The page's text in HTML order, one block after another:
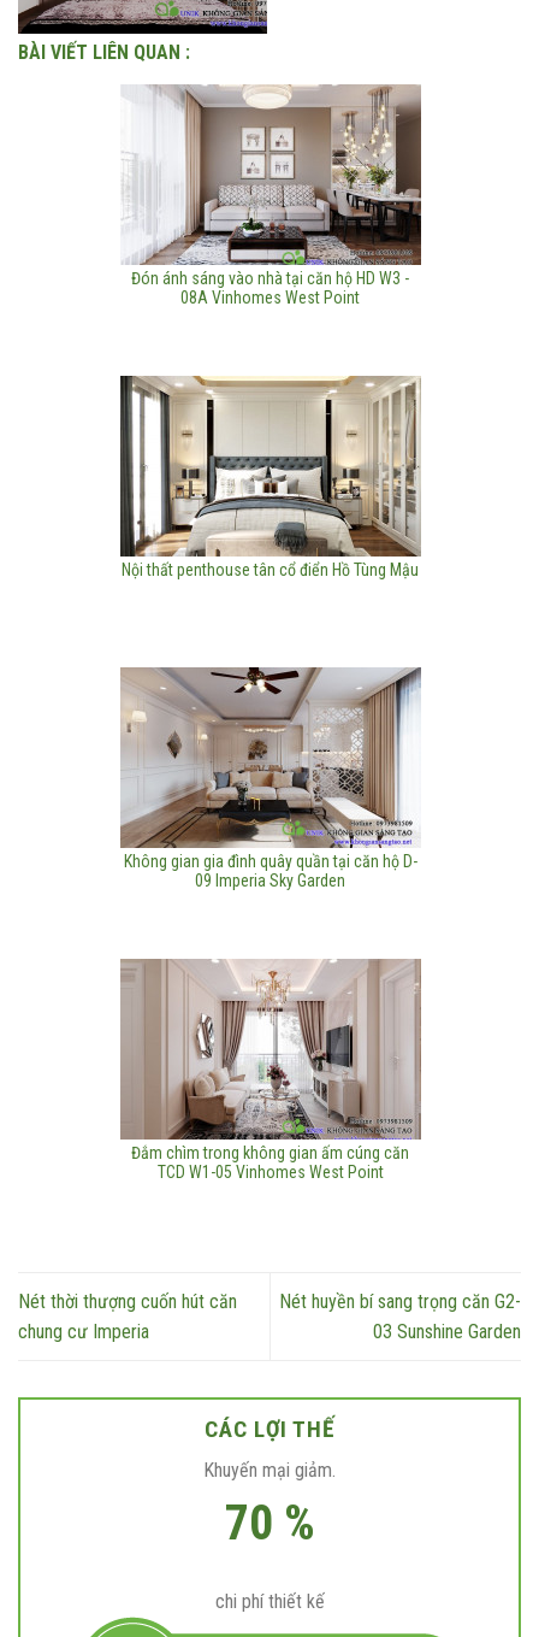
BÀI VIẾT LIÊN QUAN :
Đón ánh sáng vào nhà tại căn hộ HD W3 -
08A Vinhomes West Point
Nội thất penthouse tân cổ điển Hồ Tùng Mậu
Không gian gia đình quây quần tại căn hộ D-
09 Imperia Sky Garden
Đắm chìm trong không gian ấm cúng căn
TCD W1-05 Vinhomes West Point
Nét thời thượng cuốn hút căn
chung cư Imperia
Nét huyền bí sang trọng căn G2-
03 Sunshine Garden
CÁC LỢI THẾ
Khuyến mại giảm.
70 %
chi phí thiết kế